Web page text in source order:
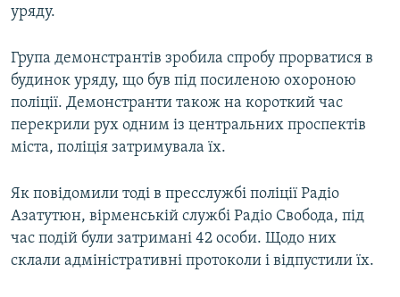
уряду.
Група демонстрантів зробила спробу прорватися в
будинок уряду, що був під посиленою охороною
поліції. Демонстранти також на короткий час
перекрили рух одним із центральних проспектів
міста, поліція затримувала їх.
Як повідомили тоді в пресслужбі поліції Радіо
Азатутюн, вірменській службі Радіо Свобода, під
час подій були затримані 42 особи. Щодо них
склали адміністративні протоколи і відпустили їх.